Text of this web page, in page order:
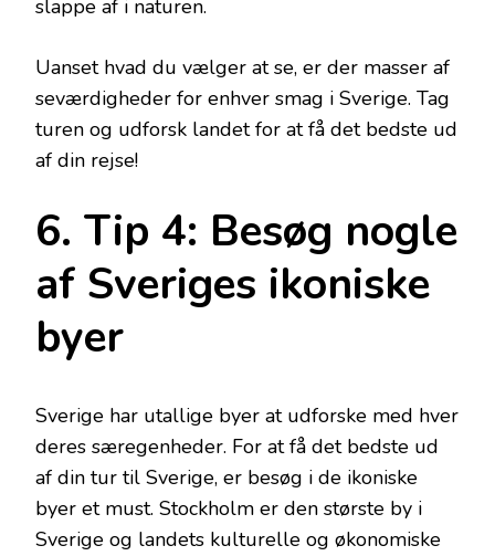
slappe af i naturen.
Uanset hvad du vælger at se, er der masser af
seværdigheder for enhver smag i Sverige. Tag
turen og udforsk landet for at få det bedste ud
af din rejse!
6. Tip 4: Besøg nogle
af Sveriges ikoniske
byer
Sverige har utallige byer at udforske med hver
deres særegenheder. For at få det bedste ud
af din tur til Sverige, er besøg i de ikoniske
byer et must. Stockholm er den største by i
Sverige og landets kulturelle og økonomiske